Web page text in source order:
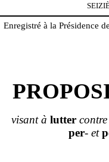
Enregistré à la Présidence
visant à lutter
per- et